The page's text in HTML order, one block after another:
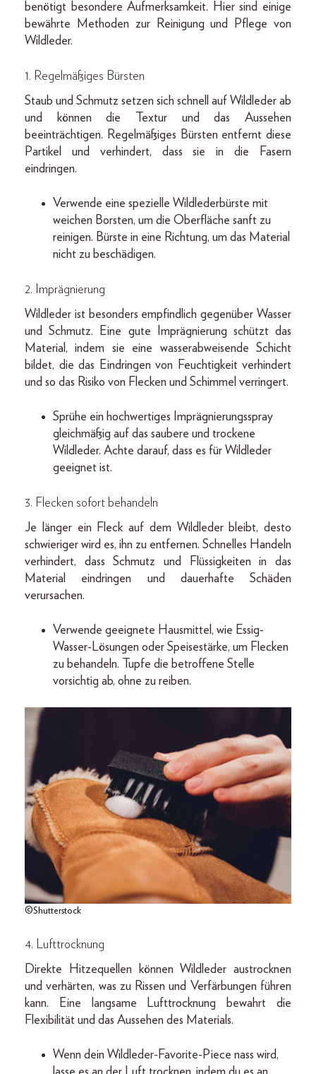
benötigt besondere Aufmerksamkeit. Hier sind einige
bewährte Methoden zur Reinigung und Pflege von
Wildleder.
1. Regelmäßiges Bürsten
Staub und Schmutz setzen sich schnell auf Wildleder ab
und können die Textur und das Aussehen
beeinträchtigen. Regelmäßiges Bürsten entfernt diese
Partikel und verhindert, dass sie in die Fasern
eindringen.
Verwende eine spezielle Wildlederbürste mit
weichen Borsten, um die Oberfläche sanft zu
reinigen. Bürste in eine Richtung, um das Material
nicht zu beschädigen.
2.
Imprägnierung
Wildleder ist besonders empfindlich gegenüber Wasser
und Schmutz. Eine gute Imprägnierung schützt das
Material, indem sie eine wasserabweisende Schicht
bildet, die das Eindringen von Feuchtigkeit verhindert
und so das Risiko von Flecken und Schimmel verringert.
Sprühe ein hochwertiges Imprägnierungsspray
gleichmäßig auf das saubere und trockene
Wildleder. Achte darauf, dass es für Wildleder
geeignet ist.
3. Flecken sofort behandeln
Je länger ein Fleck auf dem Wildleder bleibt, desto
schwieriger wird es, ihn zu entfernen. Schnelles Handeln
verhindert, dass Schmutz und Flüssigkeiten in das
Material eindringen und dauerhafte Schäden
verursachen.
Verwende geeignete Hausmittel, wie Essig-
Wasser-Lösungen oder Speisestärke, um Flecken
zu behandeln. Tupfe die betroffene Stelle
vorsichtig ab, ohne zu reiben.
©Shutterstock
4. Lufttrocknung
Direkte Hitzequellen können Wildleder austrocknen
und verhärten, was zu Rissen und Verfärbungen führen
kann. Eine langsame Lufttrocknung bewahrt die
Flexibilität und das Aussehen des Materials.
Wenn dein Wildleder-Favorite-Piece nass wird,